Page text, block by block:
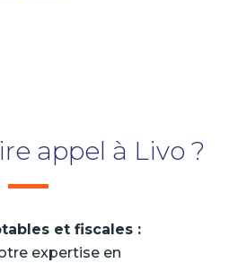
appel à Livo ?
et fiscales :
expertise en